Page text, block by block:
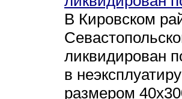
В Кировском
ликвидирован
в
размером